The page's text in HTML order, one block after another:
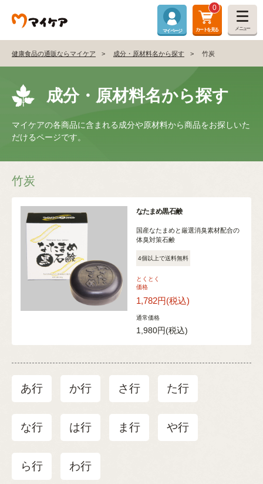
マイページ
0
カートを見る メニュー
健康食品の通販ならマイケア 成分・原材料名から探す 竹炭
成分・原材料名から探す
マイケアの各商品に含まれる成分や原材料から商品をお探しいた
だけるページです。
竹炭
なたまめ黒石鹸
国産なたまめと厳選消臭素材配合の
体臭対策石鹸
4個以上で送料無料
とくとく
価格
1,782円(税込)
通常価格
1,980円(税込)
あ行 か行 さ行 た行
な行 は行 ま行 や行
ら行 わ行